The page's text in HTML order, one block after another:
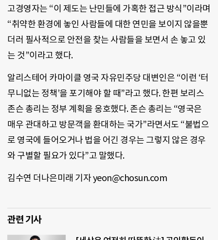
고경영자는 “이 제도는 난민들에 가혹한 접근 방식”이라며
“취약한 환경에 놓인 사람들에 대한 연민을 보이지 않을뿐
더러 필사적으로 안전을 찾는 사람들을 보면서 손 놓고 있
는 것”이라고 했다.
알리스테어 카마이클 영국 자유민주당 대변인은 “이런 ‘터
무니없는 정책’을 포기해야 할 때”라고 했다. 한편 보리스
존슨 총리는 정부 계획을 옹호했다. 존슨 총리는 “영국은
매우 관대하고 방문객을 환대하는 국가”라면서도 “불법으
로 영국에 들어오거나 법을 어긴 경우는 그렇지 않은 경우
와 구별할 필요가 있다”고 말했다.
김수연 더나은미래 기자 yeon@chosun.com
관련 기사